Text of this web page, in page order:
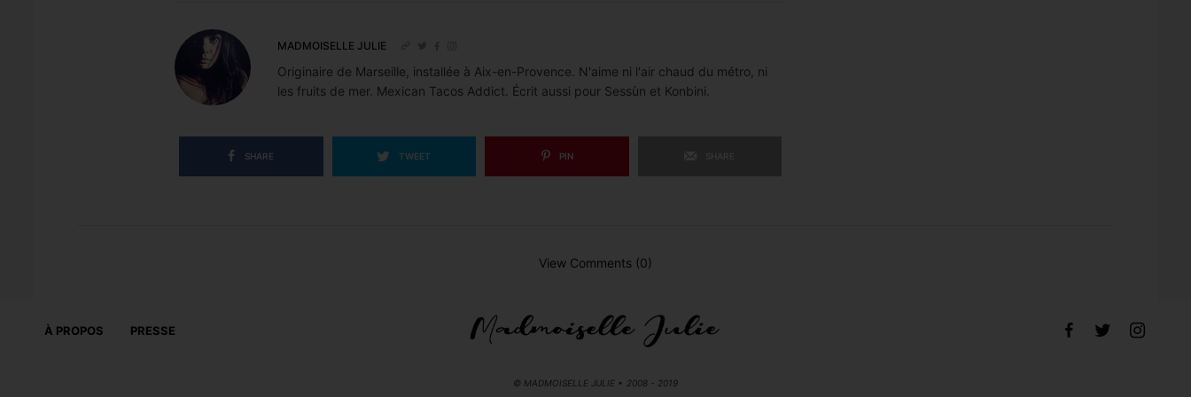
MADMOISELLE JULIE
Originaire de Marseille, installée à Aix-en-Provence. N'aime ni l'air chaud du métro, ni
les fruits de mer. Mexican Tacos Addict. Écrit aussi pour Sessùn et Konbini.
SHARE TWEET PIN
View Comments (0)
À PROPOS PRESSE
© MADMOISELLE JULIE • 2008 - 2019